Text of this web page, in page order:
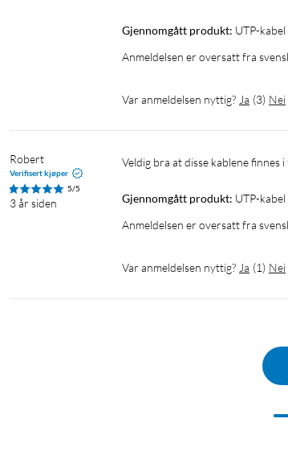
Gjennomgått produkt: UTP-
Anmeldelsen er oversatt fra
Var anmeldelsen nyttig? Ja (3) Nei
Robert
Verifisert kjøper
5/5
3 år siden
Veldig bra at disse kablene
Gjennomgått produkt: UTP-
Anmeldelsen er oversatt fra
Var anmeldelsen nyttig? Ja (1) Nei